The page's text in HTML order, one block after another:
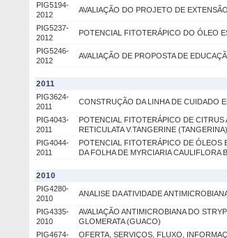
PIG5194-
2012
AVALIAÇÃO DO PROJETO DE
PIG5237-
2012
POTENCIAL FITOTERÁPICO DO ÓLEO
PIG5246-
2012
AVALIAÇÃO DE PROPOSTA DE
2011
PIG3624-
2011
CONSTRUÇÃO DA LINHA DE CUIDADO
PIG4043-
2011
POTENCIAL FITOTERÁPICO DE
RETICULATA V.TANGERINE
PIG4044-
2011
POTENCIAL FITOTERÁPICO DE ÓLEOS
DA FOLHA DE MYRCIARIA CAULIFLORA
2010
PIG4280-
2010
ANALISE DA ATIVIDADE
PIG4335-
2010
AVALIAÇÃO ANTIMICROBIANA DO
GLOMERATA (GUACO)
PIG4674- OFERTA, SERVIÇOS, FLUXO,